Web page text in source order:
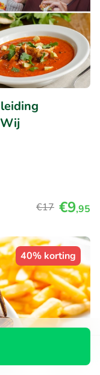
€17 €9,95
40% korting